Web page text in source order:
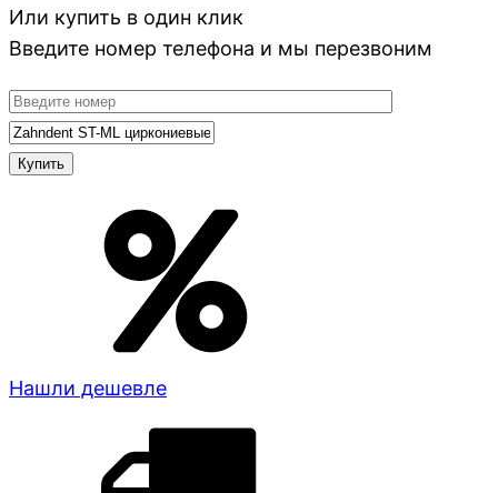
Или купить в один клик
Введите номер телефона и мы перезвоним
Нашли дешевле